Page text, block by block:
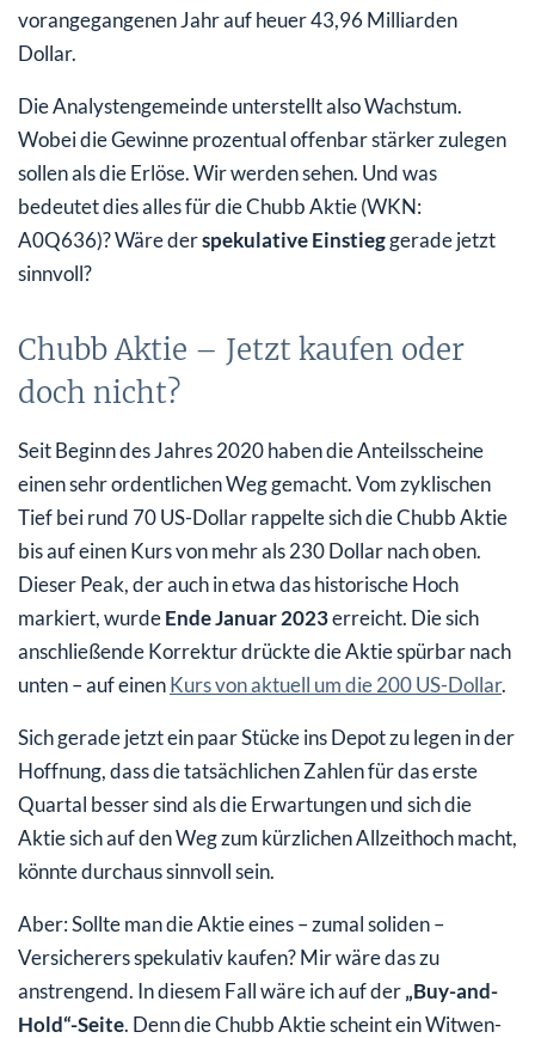
vorangegangenen Jahr auf heuer 43,96 Milliarden
Dollar.
Die Analystengemeinde unterstellt also Wachstum.
Wobei die Gewinne prozentual offenbar stärker zulegen
sollen als die Erlöse. Wir werden sehen. Und was
bedeutet dies alles für die Chubb Aktie (WKN:
A0Q636)? Wäre derspekulative Einstieggerade jetzt
sinnvoll?
Chubb Aktie – Jetzt kaufen oder
doch nicht?
Seit Beginn des Jahres 2020 haben die Anteilsscheine
einen sehr ordentlichen Weg gemacht. Vom zyklischen
Tief bei rund 70 US-Dollar rappelte sich die Chubb Aktie
bis auf einen Kurs von mehr als 230 Dollar nach oben.
Dieser Peak, der auch in etwa das historische Hoch
markiert, wurdeEnde Januar 2023erreicht. Die sich
anschließende Korrektur drückte die Aktie spürbar nach
unten – auf einenKurs von aktuell um die 200 US-Dollar.
Sich gerade jetzt ein paar Stücke ins Depot zu legen in der
Hoffnung, dass die tatsächlichen Zahlen für das erste
Quartal besser sind als die Erwartungen und sich die
Aktie sich auf den Weg zum kürzlichen Allzeithoch macht,
könnte durchaus sinnvoll sein.
Aber: Sollte man die Aktie eines – zumal soliden –
Versicherers spekulativ kaufen? Mir wäre das zu
anstrengend. In diesem Fall wäre ich auf der„Buy-and-
Hold“-Seite. Denn die Chubb Aktie scheint ein Witwen-